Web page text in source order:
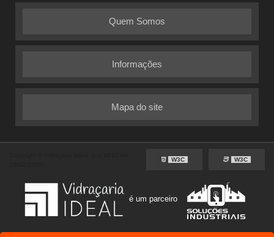
Quem Somos
Informações
Mapa do site
W3C W3C
é um parceiro